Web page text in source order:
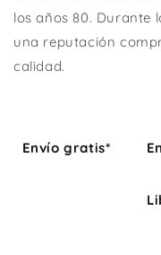
los años 80. Durante
una reputación
calidad.
Envío gratis*